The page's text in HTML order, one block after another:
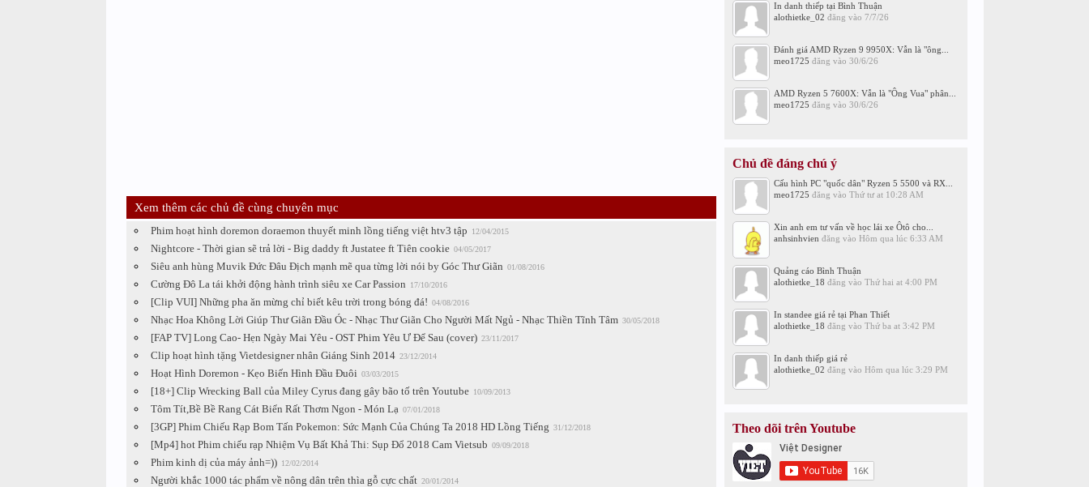
Xem thêm các chủ đề cùng chuyên mục
Phim hoạt hình doremon doraemon thuyết minh lồng tiếng việt htv3 tập 12/04/2015
Nightcore - Thời gian sẽ trả lời - Big daddy ft Justatee ft Tiên cookie 04/05/2017
Siêu anh hùng Muvik Đức Đâu Địch mạnh mẽ qua từng lời nói by Góc Thư Giãn 01/08/2016
Cường Đô La tái khởi động hành trình siêu xe Car Passion 17/10/2016
[Clip VUI] Những pha ăn mừng chỉ biết kêu trời trong bóng đá! 04/08/2016
Nhạc Hoa Không Lời Giúp Thư Giãn Đầu Óc - Nhạc Thư Giãn Cho Người Mất Ngủ - Nhạc Thiền Tĩnh Tâm 30/05/2018
[FAP TV] Long Cao- Hẹn Ngày Mai Yêu - OST Phim Yêu Ư Để Sau (cover) 23/11/2017
Clip hoạt hình tặng Vietdesigner nhân Giáng Sinh 2014 23/12/2014
Hoạt Hình Doremon - Kẹo Biến Hình Đầu Đuôi 03/03/2015
[18+] Clip Wrecking Ball của Miley Cyrus đang gây bão tố trên Youtube 10/09/2013
Tôm Tít,Bề Bề Rang Cát Biển Rất Thơm Ngon - Món Lạ 07/01/2018
[3GP] Phim Chiếu Rạp Bom Tấn Pokemon: Sức Mạnh Của Chúng Ta 2018 HD Lồng Tiếng 31/12/2018
[Mp4] hot Phim chiếu rạp Nhiệm Vụ Bất Khả Thi: Sụp Đổ 2018 Cam Vietsub 09/09/2018
Phim kinh dị của máy ảnh=)) 12/02/2014
Người khắc 1000 tác phẩm về nông dân trên thìa gỗ cực chất 20/01/2014
In danh thiếp tại Bình Thuận
alothietke_02 đăng vào 7/7/26
Đánh giá AMD Ryzen 9 9950X: Vẫn là "ông...
meo1725 đăng vào 30/6/26
AMD Ryzen 5 7600X: Vẫn là "Ông Vua" phân...
meo1725 đăng vào 30/6/26
Chủ đề đáng chú ý
Cấu hình PC "quốc dân" Ryzen 5 5500 và RX...
meo1725 đăng vào Thứ tư at 10:28 AM
Xin anh em tư vấn về học lái xe Ôtô cho...
anhsinhvien đăng vào Hôm qua lúc 6:33 AM
Quảng cáo Bình Thuận
alothietke_18 đăng vào Thứ hai at 4:00 PM
In standee giá rẻ tại Phan Thiết
alothietke_18 đăng vào Thứ ba at 3:42 PM
In danh thiếp giá rẻ
alothietke_02 đăng vào Hôm qua lúc 3:29 PM
Theo dõi trên Youtube